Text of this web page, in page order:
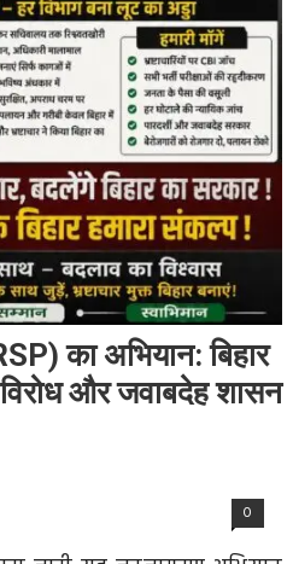
का अभियान: बिहार
और जवाबदेह शासन
0